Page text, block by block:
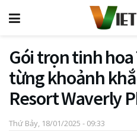
Gói trọn tinh
từng khoảnh
Resort Waverly
Thứ Bảy, 18/01/2025 - 09:33